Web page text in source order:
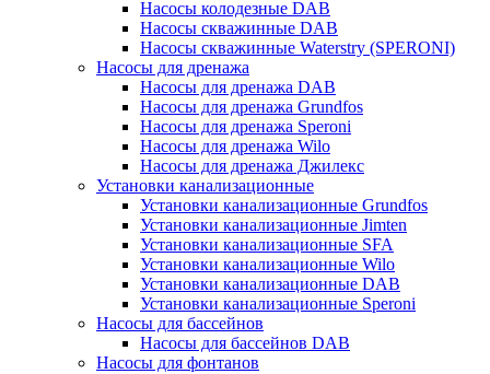
Насосы колодезные DAB
Насосы скважинные DAB
Насосы скважинные Waterstry (SPERONI)
Насосы для дренажа
Насосы для дренажа DAB
Насосы для дренажа Grundfos
Насосы для дренажа Speroni
Насосы для дренажа Wilo
Насосы для дренажа Джилекс
Установки канализационные
Установки канализационные Grundfos
Установки канализационные Jimten
Установки канализационные SFA
Установки канализационные Wilo
Установки канализационные DAB
Установки канализационные Speroni
Насосы для бассейнов
Насосы для бассейнов DAB
Насосы для фонтанов